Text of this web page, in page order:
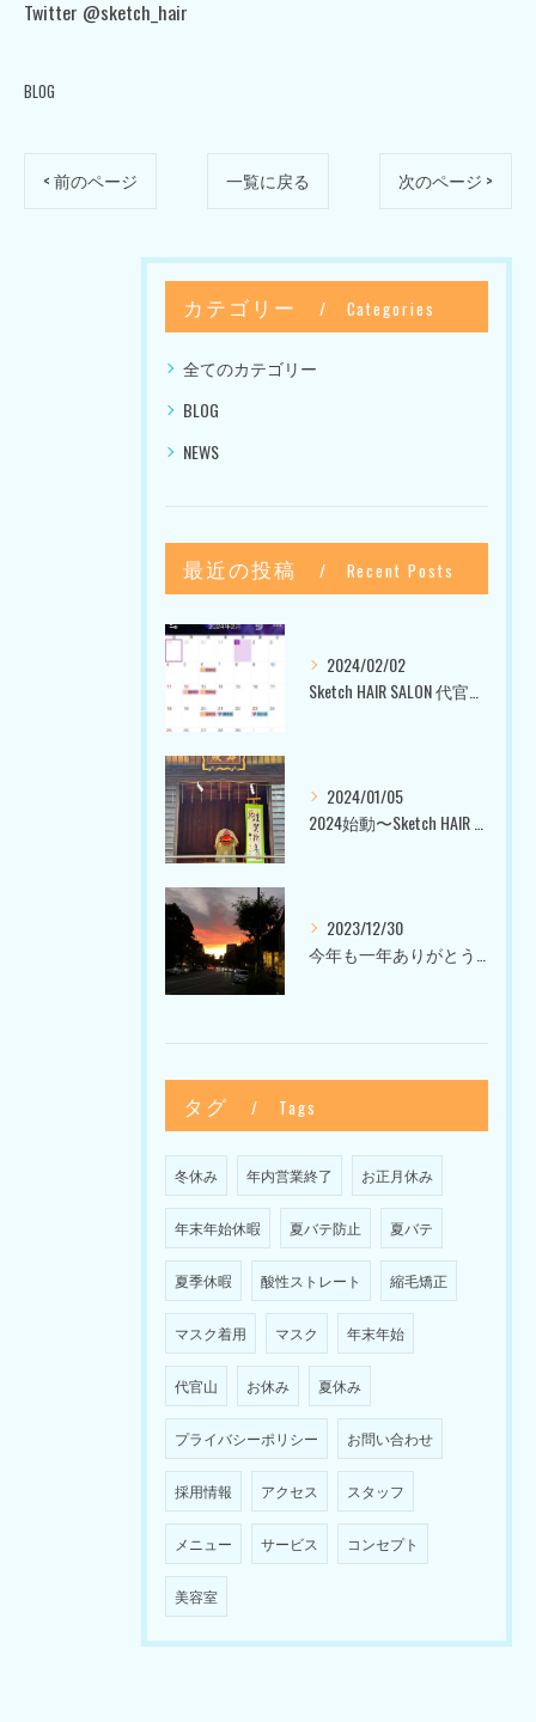
Twitter @sketch_hair
BLOG
< 前のページ 一覧に戻る 次のページ >
カテゴリー Categories
全てのカテゴリー
BLOG
NEWS
最近の投稿 Recent Posts
2024/02/02
2024/01/05
2023/12/30
タグ Tags
冬休み 年内営業終了 お正月休み
年末年始休暇 夏バテ防止 夏バテ
夏季休暇 酸性ストレート 縮毛矯正
マスク着用 マスク 年末年始
代官山 お休み 夏休み
プライバシーポリシー お問い合わせ
採用情報 アクセス スタッフ
メニュー サービス コンセプト
美容室